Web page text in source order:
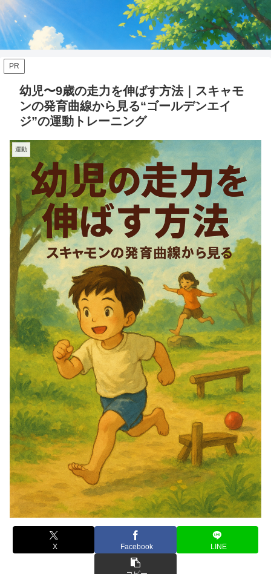
PR
幼児〜9歳の走力を伸ばす方法｜スキャモ
ンの発育曲線から見る“ゴールデンエイ
ジ”の運動トレーニング
運動
X Facebook LINE